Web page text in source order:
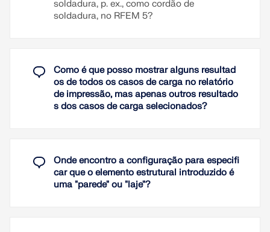
Ler mais
expansível à direita. As cadeias de cotas geradas
soldadura, p. ex., como cordão de
soldadura, no RFEM 5?
Como é que posso mostrar alguns resultad
os de todos os casos de carga no relatório
de impressão, mas apenas outros resultado
s dos casos de carga selecionados?
Onde encontro a configuração para especifi
car que o elemento estrutural introduzido é
uma "parede" ou "laje"?